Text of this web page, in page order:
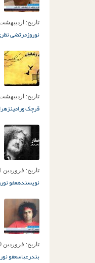
تاریخ: اردیبهشت 14ام,
نوروزمرتضی
تاریخ: اردیبهشت 2ام,
قرچک ورامین
تاریخ: فروردین 31ام, 1399
نویسندهعفو
تاریخ: فروردین 30ام, 1399
بندرعباسعفو